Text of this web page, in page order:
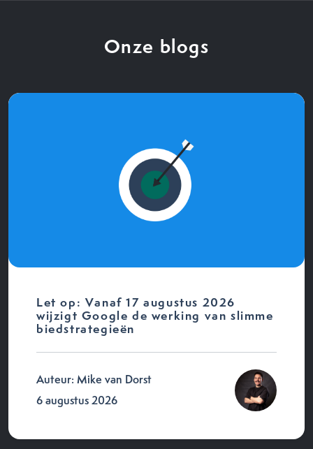
Onze blogs
Let op: Vanaf 17 augustus 2026
wijzigt Google de werking van slimme
biedstrategieën
Auteur: Mike van Dorst
6 augustus 2026